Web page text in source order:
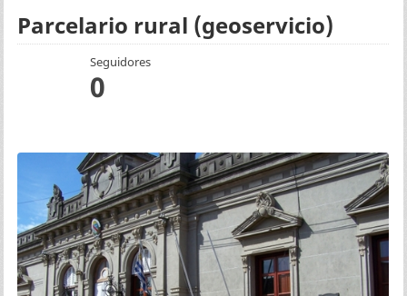
Parcelario rural (geoservicio)
Seguidores
0